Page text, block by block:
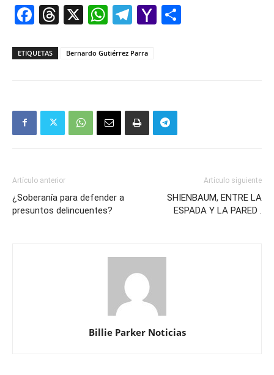
Facebook
Threads
X WhatsApp
Telegram
Yahoo
ETIQUETAS Bernardo Gutiérrez Parra
Artículo anterior
¿Soberanía para defender a
presuntos delincuentes?
Artículo siguiente
SHIENBAUM, ENTRE LA
ESPADA Y LA PARED .
Billie Parker Noticias